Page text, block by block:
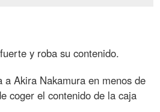
y roba su contenido.
a Akira Nakamura en menos de
coger el contenido de la caja